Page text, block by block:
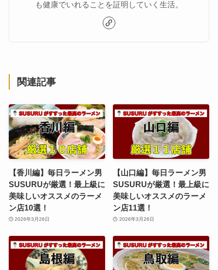
も健康でいれることを証明していく生活。
関連記事
【香川編】毎日ラーメン男
SUSURUが厳選！最上級に
美味しいオススメのラーメ
ン店10選！
2026年3月26日
【山口編】毎日ラーメン男
SUSURUが厳選！最上級に
美味しいオススメのラーメ
ン店11選！
2026年3月26日